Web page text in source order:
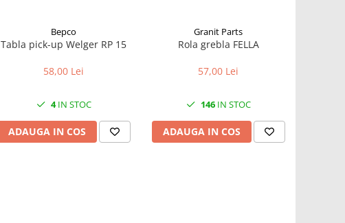
Bepco
Tabla pick-up Welger RP 15
58,00 Lei
4IN STOC
ADAUGA IN COS
Granit Parts
Rola grebla FELLA
57,00 Lei
146IN STOC
ADAUGA IN COS